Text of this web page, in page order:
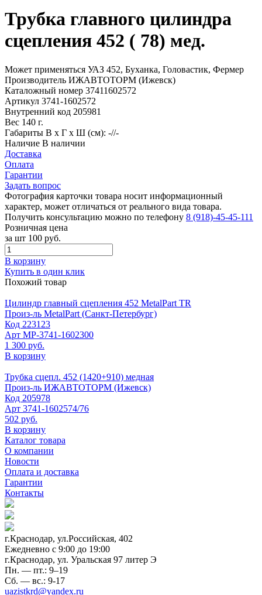
Трубка главного цилиндра
сцепления 452 ( 78) мед.
Может применяться УАЗ 452, Буханка, Головастик, Фермер
Производитель ИЖАВТОТОРМ (Ижевск)
Каталожный номер 37411602572
Артикул 3741-1602572
Внутренний код 205981
Вес 140 г.
Габариты В х Г х Ш (см): -//-
Наличие В наличии
Доставка
Оплата
Гарантии
Задать вопрос
Фотография карточки товара носит информационный
характер, может отличаться от реального вида товара.
Получить консультацию можно по телефону 8 (918)-45-45-111
Розничная цена
за шт 100 руб.
В корзину
Купить в один клик
Похожий товар
Цилиндр главный сцепления 452 MetalPart TR
Произ-ль MetalPart (Санкт-Петербург)
Код 223123
Арт МР-3741-1602300
1 300 руб.
В корзину
Трубка сцепл. 452 (1420+910) медная
Произ-ль ИЖАВТОТОРМ (Ижевск)
Код 205978
Арт 3741-1602574/76
502 руб.
В корзину
Каталог товара
О компании
Новости
Оплата и доставка
Гарантии
Контакты
г.Краснодар, ул.Российская, 402
Ежедневно c 9:00 до 19:00
г.Краснодар, ул. Уральская 97 литер Э
Пн. — пт.: 9–19
Сб. — вс.: 9-17
uazistkrd@yandex.ru